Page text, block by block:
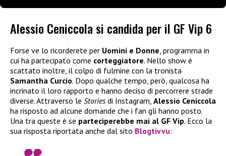
Alessio Ceniccola si candida per il GF Vip 6
Forse ve lo ricorderete per Uomini e Donne, programma in
cui ha partecipato come corteggiatore. Nello show è
scattato inoltre, il colpo di fulmine con la tronista
Samantha Curcio. Dopo qualche tempo, però, qualcosa ha
incrinato il loro rapporto e hanno deciso di percorrere strade
diverse. Attraverso le Storiesdi Instagram, Alessio Ceniccola
ha risposto ad alcune domande che i fan gli hanno posto.
Una tra queste è se parteciperebbe mai al GF Vip. Ecco la
sua risposta riportata anche dal sito Blogtivvu: